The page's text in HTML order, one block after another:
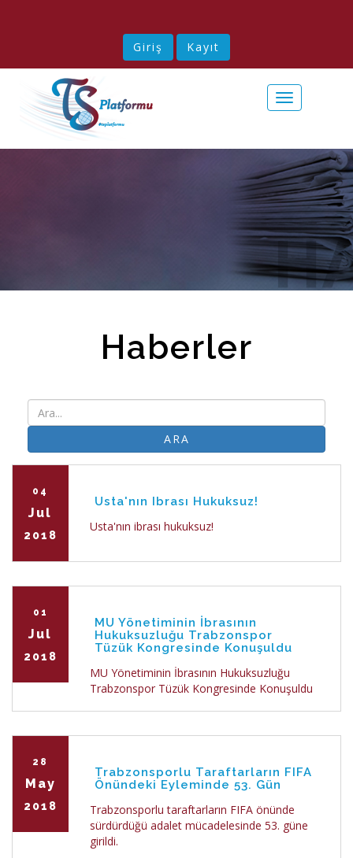
Giriş Kayıt
Toggle
Haberler
ARA
04
Jul
2018
Usta'nın Ibrası Hukuksuz!
Usta'nın ibrası hukuksuz!
01
Jul
2018
MU Yönetiminin İbrasının
Hukuksuzluğu Trabzonspor
Tüzük Kongresinde Konuşuldu
MU Yönetiminin İbrasının Hukuksuzluğu
Trabzonspor Tüzük Kongresinde Konuşuldu
28
May
2018
Trabzonsporlu Taraftarların FIFA
Önündeki Eyleminde 53. Gün
Trabzonsporlu taraftarların FIFA önünde
sürdürdüğü adalet mücadelesinde 53. güne
girildi.